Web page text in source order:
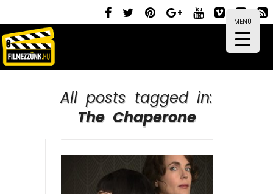
MENÜ
All posts tagged in:
The Chaperone